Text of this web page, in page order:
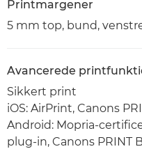
Printmargener
5 mm top, bund,
Avancerede
Sikkert print
iOS: AirPrint, Canons
Android: Mopria-
plug-in, Canons PRINT